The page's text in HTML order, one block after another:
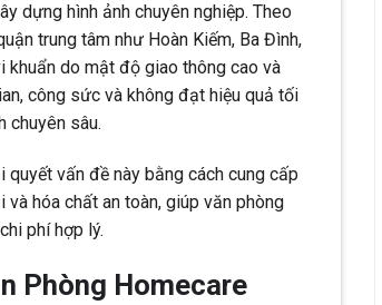
dựng hình ảnh chuyên nghiệp. Theo
trung tâm như Hoàn Kiếm, Ba Đình,
khuẩn do mật độ giao thông cao và
công sức và không đạt hiệu quả tối
chuyên sâu.
vấn đề này bằng cách cung cấp
hóa chất an toàn, giúp văn phòng
phí hợp lý.
Phòng Homecare